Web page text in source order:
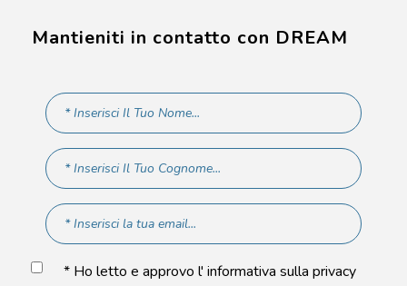
Mantieniti in contatto con DREAM
* Ho letto e approvo l' informativa sulla privacy